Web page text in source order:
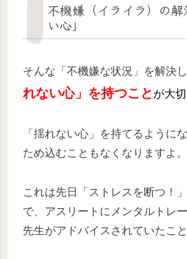
不機嫌（イライラ）の
い心」
そんな「不機嫌な状況」を解決し
れない心」を持つこと が大切
「揺れない心」を持てるように
ため込むこともなくなりますよ。
これは先日「ストレスを断つ！
で、アスリートにメンタルトレ
先生がアドバイスされていたこと